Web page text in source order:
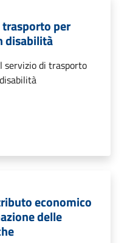
trasporto per
disabilità
servizio di trasporto
economico
delle